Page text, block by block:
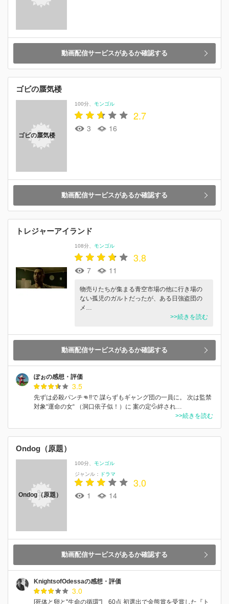
動画配信サービスがあるか確認する
ゴビの蜃気楼
ゴビの蜃気楼
100分 モンゴル
2.7
3 16
動画配信サービスがあるか確認する
トレジャーアイランド
108分 モンゴル
3.8
7 11
物売りたちが集まる青空市場の他に行き場の
ない孤児のガルトだったが、ある日強盗団の
メ…
>>続きを読む
動画配信サービスがあるか確認する
ぽぉの感想・評価
3.5
先ずは必殺パンチ👊‼️で 謀らずもギャング団の一員に。 次は監禁
対象“運命の女“ （洞口依子似！）に 案の定💦絆され…
>>続きを読む
Ondog（原題）
Ondog（原題）
100分
モンゴル
ジャンル：
ドラマ
3.0
1 14
動画配信サービスがあるか確認する
KnightsofOdessaの感想・評価
3.0
[死体と卵と"生命の循環"] 60点 初選出で金熊賞を受賞した『ト